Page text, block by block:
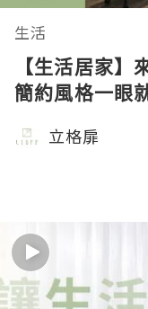
生活
【生活居家】
簡約風格一眼
立格扉